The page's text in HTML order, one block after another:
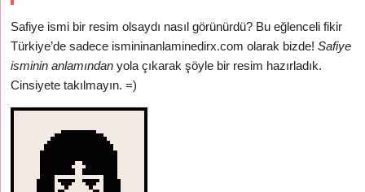
Safiye ismi bir resim olsaydı nasıl görünürdü? Bu eğlenceli fikir
Türkiye’de sadece ismininanlaminedirx.com olarak bizde!Safiye
isminin anlamından yola çıkarak şöyle bir resim hazırladık.
Cinsiyete takılmayın. =)